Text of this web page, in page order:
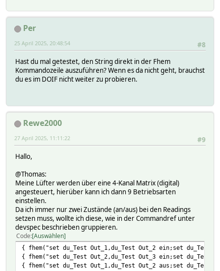
Per
#8
25 April 2025, 20:48:54
Hast du mal getestet, den String direkt in der Fhem
Kommandozeile auszuführen? Wenn es da nicht geht, brauchst
du es im DOIF nicht weiter zu probieren.
Rewe2000
#9
27 April 2025, 11:11:22
Hallo,
@Thomas:
Meine Lüfter werden über eine 4-Kanal Matrix (digital)
angesteuert, hierüber kann ich dann 9 Betriebsarten
einstellen.
Da ich immer nur zwei Zustände (an/aus) bei den Readings
setzen muss, wollte ich diese, wie in der Commandref unter
devspec beschrieben gruppieren.
Code Auswählen
{ fhem("set du_Test Out_1,du_Test Out_2 ein;set
{ fhem("set du_Test Out_2,du_Test Out_3 ein;set du_Test
{ fhem("set du_Test Out_1,du_Test Out_2 aus;set